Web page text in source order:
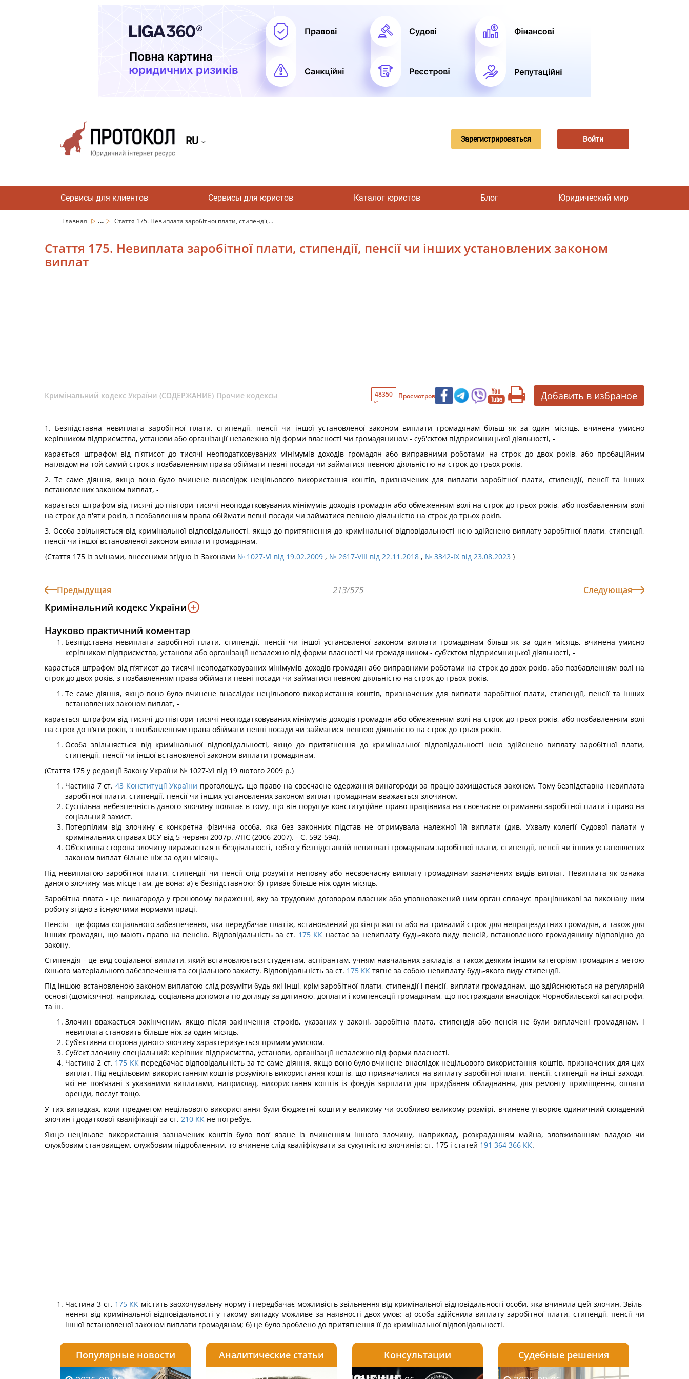
RU Зарегистрироваться Войти
Сервисы для клиентов Сервисы для юристов Каталог юристов Блог Юридический мир
Главная ... Стаття 175. Невиплата заробітної плати, стипендії,...
Стаття 175. Невиплата заробітної плати, стипендії, пенсії чи інших установлених законом
виплат
Кримінальний кодекс України (СОДЕРЖАНИЕ) Прочие кодексы 48350 Просмотров Добавить в избраное
1. Безпідставна невиплата заробітної плати, стипендії, пенсії чи іншої установленої законом виплати громадянам більш як за один місяць, вчинена умисно
керівником підприємства, установи або організації незалежно від форми власності чи громадянином - суб'єктом підприємницької діяльності, -
карається штрафом від п'ятисот до тисячі неоподатковуваних мінімумів доходів громадян або виправними роботами на строк до двох років, або пробаційним
наглядом на той самий строк з позбавленням права обіймати певні посади чи займатися певною діяльністю на строк до трьох років.
2. Те саме діяння, якщо воно було вчинене внаслідок нецільового використання коштів, призначених для виплати заробітної плати, стипендії, пенсії та інших
встановлених законом виплат, -
карається штрафом від тисячі до півтори тисячі неоподатковуваних мінімумів доходів громадян або обмеженням волі на строк до трьох років, або позбавленням волі
на строк до п'яти років, з позбавленням права обіймати певні посади чи займатися певною діяльністю на строк до трьох років.
3. Особа звільняється від кримінальної відповідальності, якщо до притягнення до кримінальної відповідальності нею здійснено виплату заробітної плати, стипендії,
пенсії чи іншої встановленої законом виплати громадянам.
{Стаття 175 із змінами, внесеними згідно із Законами № 1027-VI від 19.02.2009 , № 2617-VIII від 22.11.2018 , № 3342-IX від 23.08.2023 }
Предыдущая 213/575 Следующая
Кримінальний кодекс України
Науково практичний коментар
Безпідставна невиплата заробітної плати, стипендії, пенсії чи іншої уста­новленої законом виплати громадянам більш як за один місяць, вчинена умисно
керівником підприємства, установи або організації незалежно від форми влас­ності чи громадянином - суб’єктом підприємницької діяльності, -
карається штрафом від п’ятисот до тисячі неоподатковуваних мінімумів до­ходів громадян або виправними роботами на строк до двох років, або позбавлен­ням волі на
строк до двох років, з позбавленням права обіймати певні посади чи займатися певною діяльністю на строк до трьох років.
Те саме діяння, якщо воно було вчинене внаслідок нецільового викорис­тання коштів, призначених для виплати заробітної плати, стипендії, пенсії та інших
встановлених законом виплат, -
карається штрафом від тисячі до півтори тисячі неоподатковуваних мінімумів доходів громадян або обмеженням волі на строк до трьох років, або позбавленням волі
на строк до п’яти років, з позбавленням права обіймати певні посади чи займатися певною діяльністю на строк до трьох років.
Особа звільняється від кримінальної відповідальності, якщо до притягнен­ня до кримінальної відповідальності нею здійснено виплату заробітної плати,
стипендії, пенсії чи іншої встановленої законом виплати громадянам.
(Стаття 175 у редакції Закону України № 1027-УІ від 19 лютого 2009 р.)
Частина 7 ст. 43 Конституції України проголошує, що право на своєчасне одер­жання винагороди за працю захищається законом. Тому безпідставна невиплата
за­робітної плати, стипендії, пенсії чи інших установлених законом виплат громадянам вважається злочином.
Суспільна небезпечність даного злочину полягає в тому, що він порушує кон­ституційне право працівника на своєчасне отримання заробітної плати і право на
соціальний захист.
Потерпілим від злочину є конкретна фізична особа, яка без законних підстав не отримувала належної їй виплати (див. Ухвалу колегії Судової палати у
кримінальних справах ВСУ від 5 червня 2007р. //ПС (2006-2007). - С. 592-594).
Об’єктивна сторона злочину виражається в бездіяльності, тобто у безпідстав­ній невиплаті громадянам заробітної плати, стипендії, пенсії чи інших установлених
законом виплат більше ніж за один місяць.
Під невиплатою заробітної плати, стипендії чи пенсії слід розуміти неповну або несвоєчасну виплату громадянам зазначених видів виплат. Невиплата як ознака
даного злочину має місце там, де вона: а) є безпідставною; б) триває більше ніж один місяць.
Заробітна плата - це винагорода у грошовому вираженні, яку за трудовим догово­ром власник або уповноважений ним орган сплачує працівникові за виконану ним
роботу згідно з існуючими нормами праці.
Пенсія - це форма соціального забезпечення, яка передбачає платіж, встановлений до кінця життя або на тривалий строк для непрацездатних громадян, а також для
інших громадян, що мають право на пенсію. Відповідальність за ст. 175 КК настає за неви­плату будь-якого виду пенсій, встановленого громадянину відповідно до
закону.
Стипендія - це вид соціальної виплати, який встановлюється студентам, аспіран­там, учням навчальних закладів, а також деяким іншим категоріям громадян з метою
їхнього матеріального забезпечення та соціального захисту. Відповідальність за ст. 175 КК тягне за собою невиплату будь-якого виду стипендії.
Під іншою встановленою законом виплатою слід розуміти будь-які інші, крім заробітної плати, стипендії і пенсії, виплати громадянам, що здійснюються на регу­лярній
основі (щомісячно), наприклад, соціальна допомога по догляду за дитиною, доплати і компенсації громадянам, що постраждали внаслідок Чорнобильської ка­тастрофи,
та ін.
Злочин вважається закінченим, якщо після закінчення строків, указаних у за­коні, заробітна плата, стипендія або пенсія не були виплачені громадянам, і
невипла­та становить більше ніж за один місяць.
Суб’єктивна сторона даного злочину характеризується прямим умислом.
Суб’єкт злочину спеціальний: керівник підприємства, установи, організації незалежно від форми власності.
Частина 2 ст. 175 ККпередбачає відповідальність за те саме діяння, якщо воно було вчинене внаслідок нецільового використання коштів, призначених для цих
ви­плат. Під нецільовим використанням коштів розуміють використання коштів, що призначалися на виплату заробітної плати, пенсії, стипендії на інші заходи,
які не пов’язані з указаними виплатами, наприклад, використання коштів із фондів зарплати для придбання обладнання, для ремонту приміщення, оплати
оренди, послуг тощо.
У тих випадках, коли предметом нецільового використання були бюджетні кошти у великому чи особливо великому розмірі, вчинене утворює одиничний складений
злочин і додаткової кваліфікації за ст. 210 КК не потребує.
Якщо нецільове використання зазначених коштів було пов’ язане із вчиненням іншого злочину, наприклад, розкраданням майна, зловживанням владою чи
службовим становищем, службовим підробленням, то вчинене слід кваліфікувати за сукупністю злочинів: ст. 175 і статей 191 364 366 КК.
Частина 3 ст. 175 КК містить заохочувальну норму і передбачає можливість звільнення від кримінальної відповідальності особи, яка вчинила цей злочин. Звіль­
нення від кримінальної відповідальності у такому випадку можливе за наявності двох умов: а) особа здійснила виплату заробітної плати, стипендії, пенсії чи
іншої встанов­леної законом виплати громадянам; б) це було зроблено до притягнення її до кримі­нальної відповідальності.
Популярные новости Аналитические статьи Консультации Судебные решения